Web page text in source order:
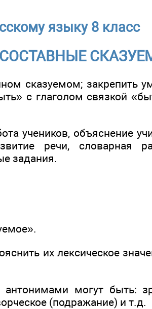
языку 8 класс
СОСТАВНЫЕ
сказуемом; закрепить
с глаголом связкой
учеников, объяснение
речи, словарная
задания.
их лексическое
антонимами могут быть:
(подражание) и т.д.